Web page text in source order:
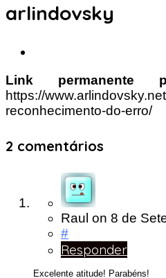
arlindovsky
Link permanente
https://
reconhecimento-do-erro/
2 comentários
Raul on 8 de
#
Responder
Excelente atitude! Parabéns!